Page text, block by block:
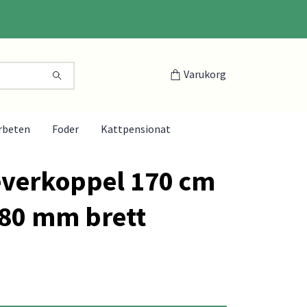
Varukorg
Foder Kattpensionat
170 cm
mm brett